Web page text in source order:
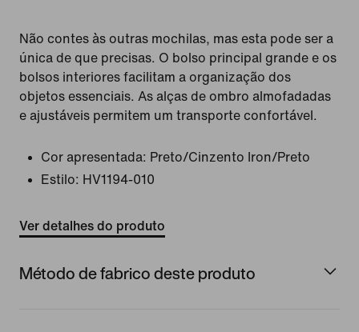
Não contes às outras mochilas, mas esta pode ser a
única de que precisas. O bolso principal grande e os
bolsos interiores facilitam a organização dos
objetos essenciais. As alças de ombro almofadadas
e ajustáveis permitem um transporte confortável.
Cor apresentada: Preto/Cinzento Iron/Preto
Estilo: HV1194-010
Ver detalhes do produto
Método de fabrico deste produto